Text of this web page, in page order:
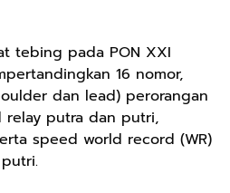
tebing pada PON XXI
16 nomor,
dan lead) perorangan
putra dan putri,
speed world record (WR)